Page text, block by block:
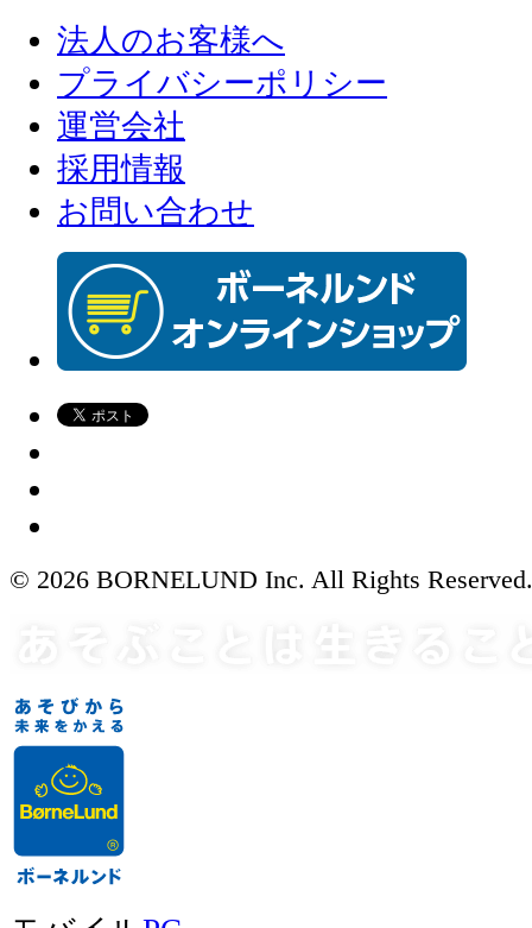
法人のお客様へ
プライバシーポリシー
運営会社
採用情報
お問い合わせ
© 2026 BORNELUND Inc. All Rights Reserved.